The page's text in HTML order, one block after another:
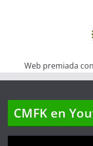
Web premiada
CMFK en